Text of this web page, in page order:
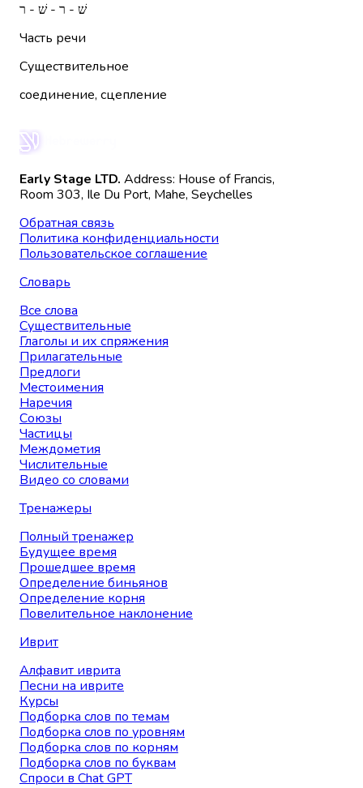
שׁ - ר - שׁ - ר
Часть речи
Существительное
соединение, сцепление
Early Stage LTD. Address: House of Francis,
Room 303, Ile Du Port, Mahe, Seychelles
Обратная связь
Политика конфиденциальности
Пользовательское соглашение
Словарь
Все слова
Существительные
Глаголы и их спряжения
Прилагательные
Предлоги
Местоимения
Наречия
Союзы
Частицы
Междометия
Числительные
Видео со словами
Тренажеры
Полный тренажер
Будущее время
Прошедшее время
Определение биньянов
Определение корня
Повелительное наклонение
Иврит
Алфавит иврита
Песни на иврите
Курсы
Подборка слов по темам
Подборка слов по уровням
Подборка слов по корням
Подборка слов по буквам
Спроси в Chat GPT